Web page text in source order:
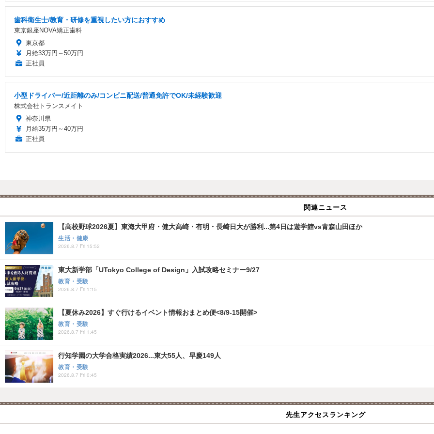
歯科衛生士/教育・研修を重視したい方におすすめ
東京銀座NOVA矯正歯科
東京都
月給33万円～50万円
正社員
小型ドライバー/近距離のみ/コンビニ配送/普通免許でOK/未経験歓迎
株式会社トランスメイト
神奈川県
月給35万円～40万円
正社員
関連ニュース
【高校野球2026夏】東海大甲府・健大高崎・有明・長崎日大が勝利...第4日は遊学館vs青森山田ほか
生活・健康
2026.8.7 Fri 15:52
東大新学部「UTokyo College of Design」入試攻略セミナー9/27
教育・受験
2026.8.7 Fri 1:15
【夏休み2026】すぐ行けるイベント情報おまとめ便<8/9-15開催>
教育・受験
2026.8.7 Fri 1:45
行知学園の大学合格実績2026...東大55人、早慶149人
教育・受験
2026.8.7 Fri 0:45
先生アクセスランキング